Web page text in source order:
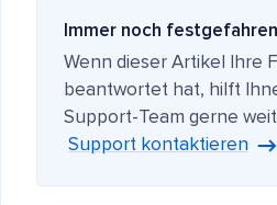
Immer noch
Wenn dieser Artikel Ihre
beantwortet hat, hilft
Support-Team gerne
Support kontaktieren